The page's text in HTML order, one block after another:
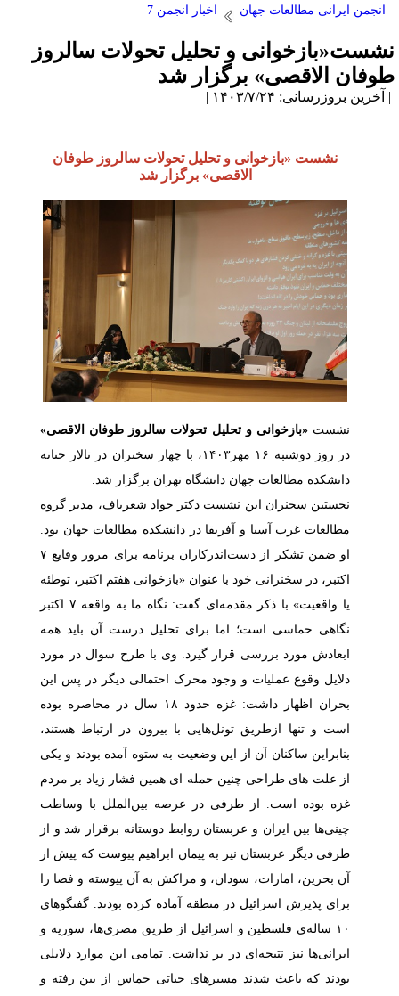
انجمن ایرانی مطالعات جهان اخبار انجمن 7
و تحلیل تحولات سالروز
الاقصی» برگزار شد
بروزرسانی: ۱۴۰۳/۷/۲۴ |
نشست «بازخوانی و تحلیل تحولات سالروز طوفان
الاقصی» برگزار شد
نشست«بازخوانی و تحلیل تحولات سالروز طوفان الاقصی»
در روز دوشنبه۱۶
مهر۱۴۰۳، با چهار سخنران در تالار حنانه
دانشکده مطالعات جهان دانشگاه تهران برگزار شد.
نخستین سخنران این نشست دکتر جواد شعرباف، مدیر گروه
مطالعات غرب آسیا و آفریقا در دانشکده مطالعات جهان بود.
او ضمن تشکر از دست‌اندرکاران برنامه برای مرور وقایع ۷
اکتبر، در سخنرانی خود با عنوان «بازخوانی هفتم اکتبر، توطئه
یا واقعیت» با ذکر مقدمه‌ای گفت: نگاه ما به واقعه ۷ اکتبر
نگاهی حماسی است؛ اما برای تحلیل درست آن باید همه
ابعادش مورد بررسی قرار گیرد. وی با طرح سوال در مورد
دلایل وقوع عملیات و وجود محرک احتمالی دیگر در پس این
بحران اظهار داشت: غزه حدود۱۸ سال در محاصره بوده
است و تنها ازطریق تونل‌هایی با بیرون در ارتباط هستند،
بنابراین ساکنان آن از این وضعیت به ستوه آمده بودند و یکی
از علت های طراحی چنین حمله ای همین فشار زیاد بر مردم
غزه بوده است. از طرفی در عرصه بین‌الملل با وساطت
چینی‌ها بین ایران و عربستان روابط دوستانه برقرار شد و از
طرفی دیگر عربستان نیز به پیمان ابراهیم پیوست که پیش از
آن بحرین، امارات، سودان، و مراکش به آن پیوسته و فضا را
برای پذیرش اسرائیل در منطقه آماده کرده بودند. گفتگوهای
۱۰ ساله‌ی فلسطین و اسرائیل از طریق مصری‌ها، سوریه و
ایرانی‌ها نیز نتیجه‌ای در بر نداشت. تمامی این موارد دلایلی
بودند که باعث شدند مسیرهای حیاتی حماس از بین رفته و